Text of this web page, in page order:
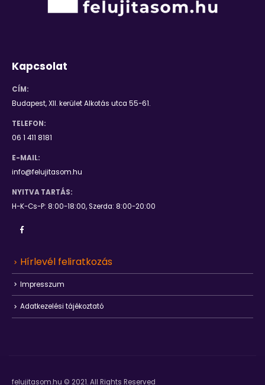
Kapcsolat
CÍM:
Budapest, XII. kerület Alkotás utca 55-61.
TELEFON:
06 1 411 8181
E-MAIL:
info@felujitasom.hu
NYITVA TARTÁS:
H-K-Cs-P: 8:00-18:00, Szerda: 8:00-20:00
Hírlevél feliratkozás
Impresszum
Adatkezelési tájékoztató
felujitasom.hu © 2021. All Rights Reserved